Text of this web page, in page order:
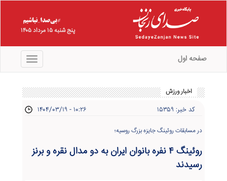
پنج شنبه ۱۵ مرداد ۱۴۰۵
منو صفحه اول
اخبار ورزش
کد خبر: ۱۵۳۵۹ ۱۴۰۴/۰۳/۱۹ - ۱۰:۲۶
در مسابقات روئینگ جایزه بزرگ روسیه؛
روئینگ ۴ نفره بانوان ایران به دو مدال نقره و برنز
رسیدند